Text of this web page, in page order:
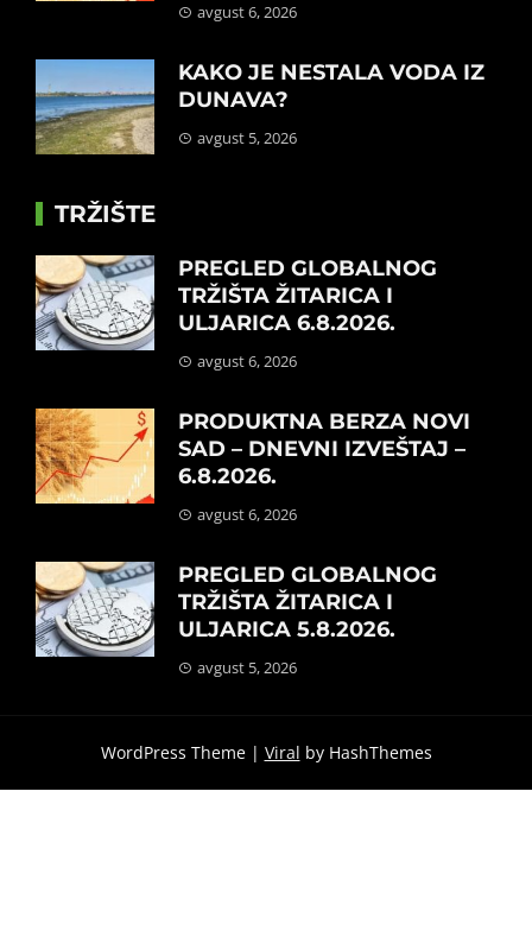
avgust 6, 2026
KAKO JE NESTALA VODA IZ
DUNAVA?
avgust 5, 2026
TRŽIŠTE
PREGLED GLOBALNOG
TRŽIŠTA ŽITARICA I
ULJARICA 6.8.2026.
avgust 6, 2026
PRODUKTNA BERZA NOVI
SAD – DNEVNI IZVEŠTAJ –
6.8.2026.
avgust 6, 2026
PREGLED GLOBALNOG
TRŽIŠTA ŽITARICA I
ULJARICA 5.8.2026.
avgust 5, 2026
WordPress Theme | Viral by HashThemes